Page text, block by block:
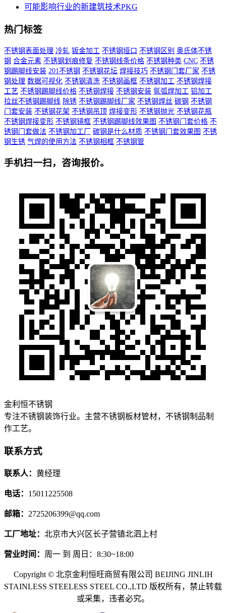
可能影响行业的新建筑技术PKG
热门标签
不锈钢表面处理 冷轧 钣金加工 不锈钢垭口 不锈钢区别 奥氏体不锈
钢 合金元素 不锈钢划痕修复 不锈钢线条价格 不锈钢种类 CNC 不锈
钢踢脚线安装 201不锈钢 不锈钢花坛 焊接技巧 不锈钢门套厂家 不锈
钢处理 数据可视化 不锈钢清洗 不锈钢画框 不锈钢加工 不锈钢焊接
工艺 不锈钢踢脚线价格 不锈钢焊接 不锈钢安装 氩弧焊加工 铝加工
拉丝不锈钢踢脚线 除锈 不锈钢踢脚线厂家 不锈钢焊丝 碳钢 不锈钢
门套安装 不锈钢花架 不锈钢吊顶 焊接变形 不锈钢抛光 不锈钢花瓶
不锈钢焊接变形 不锈钢镜框 不锈钢踢脚线效果图 不锈钢门套价格 不
锈钢门套做法 不锈钢加工厂 碳钢是什么材质 不锈钢门套效果图 不锈
钢生锈 气焊的使用方法 不锈钢相框 不锈钢管
手机扫一扫，咨询报价。
金利恒不锈钢
专注不锈钢装饰行业。主营不锈钢板材管材，不锈钢制品制
作工艺。
联系方式
联系人： 黄经理
电话： 15011225508
邮箱： 2725206399@qq.com
工厂地址： 北京市大兴区长子营镇北泗上村
营业时间： 周一 到 周日：8:30~18:00
Copyright © 北京金利恒旺商贸有限公司 BEIJING JINLIH
STAINLESS STEELESS STEEL CO.,LTD 版权所有，禁止转载
或采集，违者必究。